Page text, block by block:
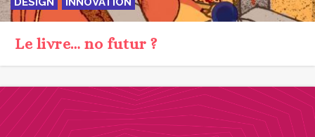
Le livre… no futur ?